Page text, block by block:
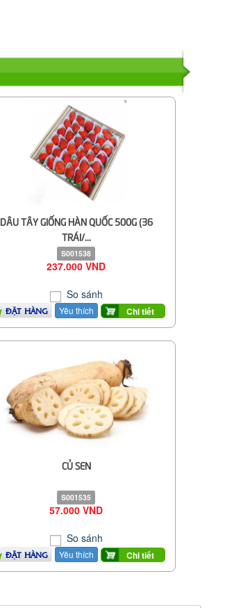
DÂU TÂY GIỐNG HÀN QUỐC 500G (36
TRÁI/...
S001538
237.000 VND
So sánh
ĐẶT HÀNG Yêu thích Chi tiết
CỦ SEN
S001535
57.000 VND
So sánh
ĐẶT HÀNG Yêu thích Chi tiết